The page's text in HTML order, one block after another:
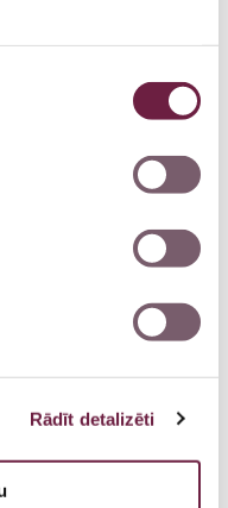
Rādīt detalizēti